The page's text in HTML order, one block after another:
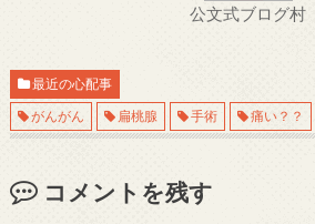
公文式ブログ村
最近の心配事
がんがん
扁桃腺 手術 痛い？？
コメントを残す